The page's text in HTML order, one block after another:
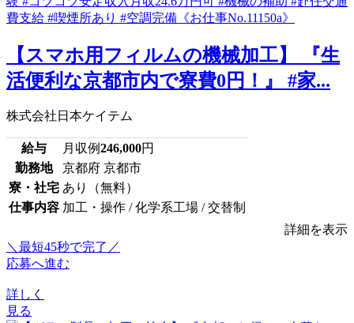
【スマホ用フィルムの機械加工】 『生
活便利な京都市内で寮費0円！』 #家...
株式会社日本ケイテム
給与 月収例246,000円
勤務地
京都府 京都市
寮・社宅 あり（無料）
仕事内容 加工・操作 / 化学系工場 / 交替制
詳細を表示
＼最短45秒で完了／
応募へ進む
詳しく
見る